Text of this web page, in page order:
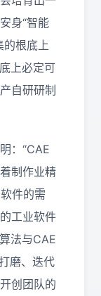
身“智能
的根底上
上必定可
自研研制
：“CAE
制作业精
件的需
工业软件
法与CAE
磨、迭代
创团队的